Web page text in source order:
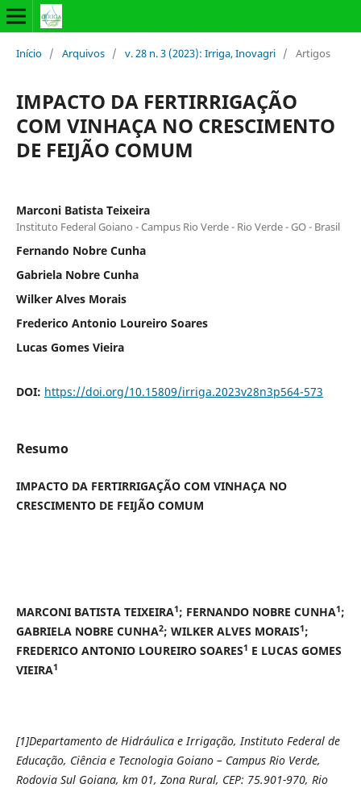
Início / Arquivos / v. 28 n. 3 (2023): Irriga, Inovagri / Artigos
IMPACTO DA FERTIRRIGAÇÃO
COM VINHAÇA NO CRESCIMENTO
DE FEIJÃO COMUM
Marconi Batista Teixeira
Instituto Federal Goiano - Campus Rio Verde - Rio Verde - GO - Brasil
Fernando Nobre Cunha
Gabriela Nobre Cunha
Wilker Alves Morais
Frederico Antonio Loureiro Soares
Lucas Gomes Vieira
DOI: https://doi.org/10.15809/irriga.2023v28n3p564-573
Resumo
IMPACTO DA FERTIRRIGAÇÃO COM VINHAÇA NO
CRESCIMENTO DE FEIJÃO COMUM
MARCONI BATISTA TEIXEIRA1; FERNANDO NOBRE CUNHA1;
GABRIELA NOBRE CUNHA2; WILKER ALVES MORAIS1;
FREDERICO ANTONIO LOUREIRO SOARES1 E LUCAS GOMES
VIEIRA1
[1]Departamento de Hidráulica e Irrigação, Instituto Federal de
Educação, Ciência e Tecnologia Goiano – Campus Rio Verde,
Rodovia Sul Goiana, km 01, Zona Rural, CEP: 75.901-970, Rio